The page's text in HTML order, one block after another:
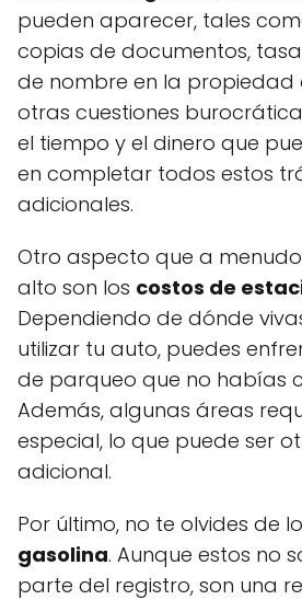
pueden aparecer, tales
copias de documentos,
de nombre en la propiedad
otras cuestiones
el tiempo y el dinero que
en completar todos estos
adicionales.
Otro aspecto que a
alto son los costos de
Dependiendo de dónde
utilizar tu auto, puedes
de parqueo que no habías
Además, algunas áreas
especial, lo que puede ser
adicional.
Por último, no te olvides de
gasolina. Aunque estos no
parte del registro, son una